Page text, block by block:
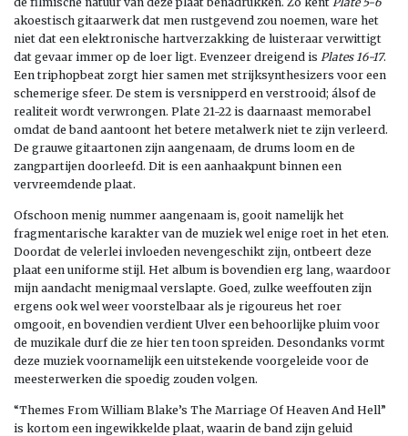
akoestisch gitaarwerk dat men rustgevend zou noemen, ware het
niet dat een elektronische hartverzakking de luisteraar verwittigt
dat gevaar immer op de loer ligt. Evenzeer dreigend is Plates 16-17.
Een triphopbeat zorgt hier samen met strijksynthesizers voor een
schemerige sfeer. De stem is versnipperd en verstrooid; álsof de
realiteit wordt verwrongen. Plate 21-22 is daarnaast memorabel
omdat de band aantoont het betere metalwerk niet te zijn verleerd.
De grauwe gitaartonen zijn aangenaam, de drums loom en de
zangpartijen doorleefd. Dit is een aanhaakpunt binnen een
vervreemdende plaat.
Ofschoon menig nummer aangenaam is, gooit namelijk het
fragmentarische karakter van de muziek wel enige roet in het eten.
Doordat de velerlei invloeden nevengeschikt zijn, ontbeert deze
plaat een uniforme stijl. Het album is bovendien erg lang, waardoor
mijn aandacht menigmaal verslapte. Goed, zulke weeffouten zijn
ergens ook wel weer voorstelbaar als je rigoureus het roer
omgooit, en bovendien verdient Ulver een behoorlijke pluim voor
de muzikale durf die ze hier ten toon spreiden. Desondanks vormt
deze muziek voornamelijk een uitstekende voorgeleide voor de
meesterwerken die spoedig zouden volgen.
“Themes From William Blake’s The Marriage Of Heaven And Hell”
is kortom een ingewikkelde plaat, waarin de band zijn geluid